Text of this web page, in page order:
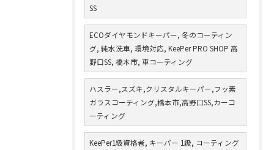
SS
ECOダイヤモンドキーパー, 冬のコーティン
グ, 純水洗車, 環境対応, KeePer PRO SHOP 高
野口SS, 橋本市, 車コーティング
ハスラー,スズキ,クリスタルキーパー,フッ素
ガラスコーティング,橋本市,高野口SS,カーコ
ーティング
KeePer1級資格者, キーパー 1級, コーティング